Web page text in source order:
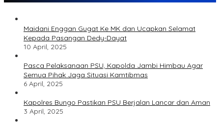
Maidani Enggan Gugat Ke MK dan Ucapkan Selamat
Kepada Pasangan Dedy-Dayat
10 April, 2025
Pasca Pelaksanaan PSU, Kapolda Jambi Himbau Agar
Semua Pihak Jaga Situasi Kamtibmas
6 April, 2025
Kapolres Bungo Pastikan PSU Berjalan Lancar dan Aman
3 April, 2025